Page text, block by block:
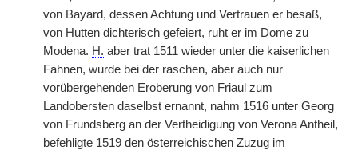
von Bayard, dessen Achtung und Vertrauen er besaß,
von Hutten dichterisch gefeiert, ruht er im Dome zu
Modena. H. aber trat 1511 wieder unter die kaiserlichen
Fahnen, wurde bei der raschen, aber auch nur
vorübergehenden Eroberung von Friaul zum
Landobersten daselbst ernannt, nahm 1516 unter Georg
von Frundsberg an der Vertheidigung von Verona Antheil,
befehligte 1519 den österreichischen Zuzug im